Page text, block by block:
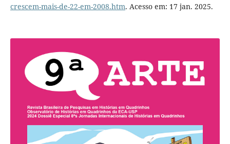
crescem-mais-de-22-em-2008.htm. Acesso em: 17 jan. 2025.